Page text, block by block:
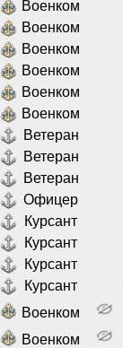
Военком
Военком
Военком
Военком
Военком
Военком
Ветеран
Ветеран
Ветеран
Офицер
Курсант
Курсант
Курсант
Курсант
Военком
Военком